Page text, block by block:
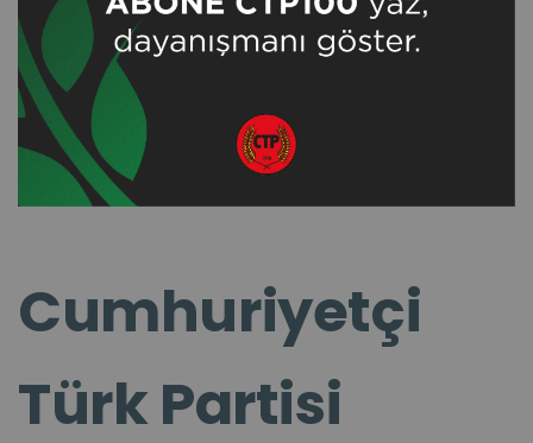
Cumhuriyetçi
Türk Partisi